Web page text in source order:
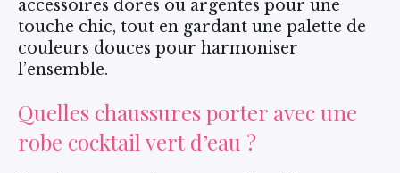
accessoires dorés ou argentés pour une
touche chic, tout en gardant une palette de
couleurs douces pour harmoniser
l’ensemble.
Quelles chaussures porter avec une
robe cocktail vert d’eau ?